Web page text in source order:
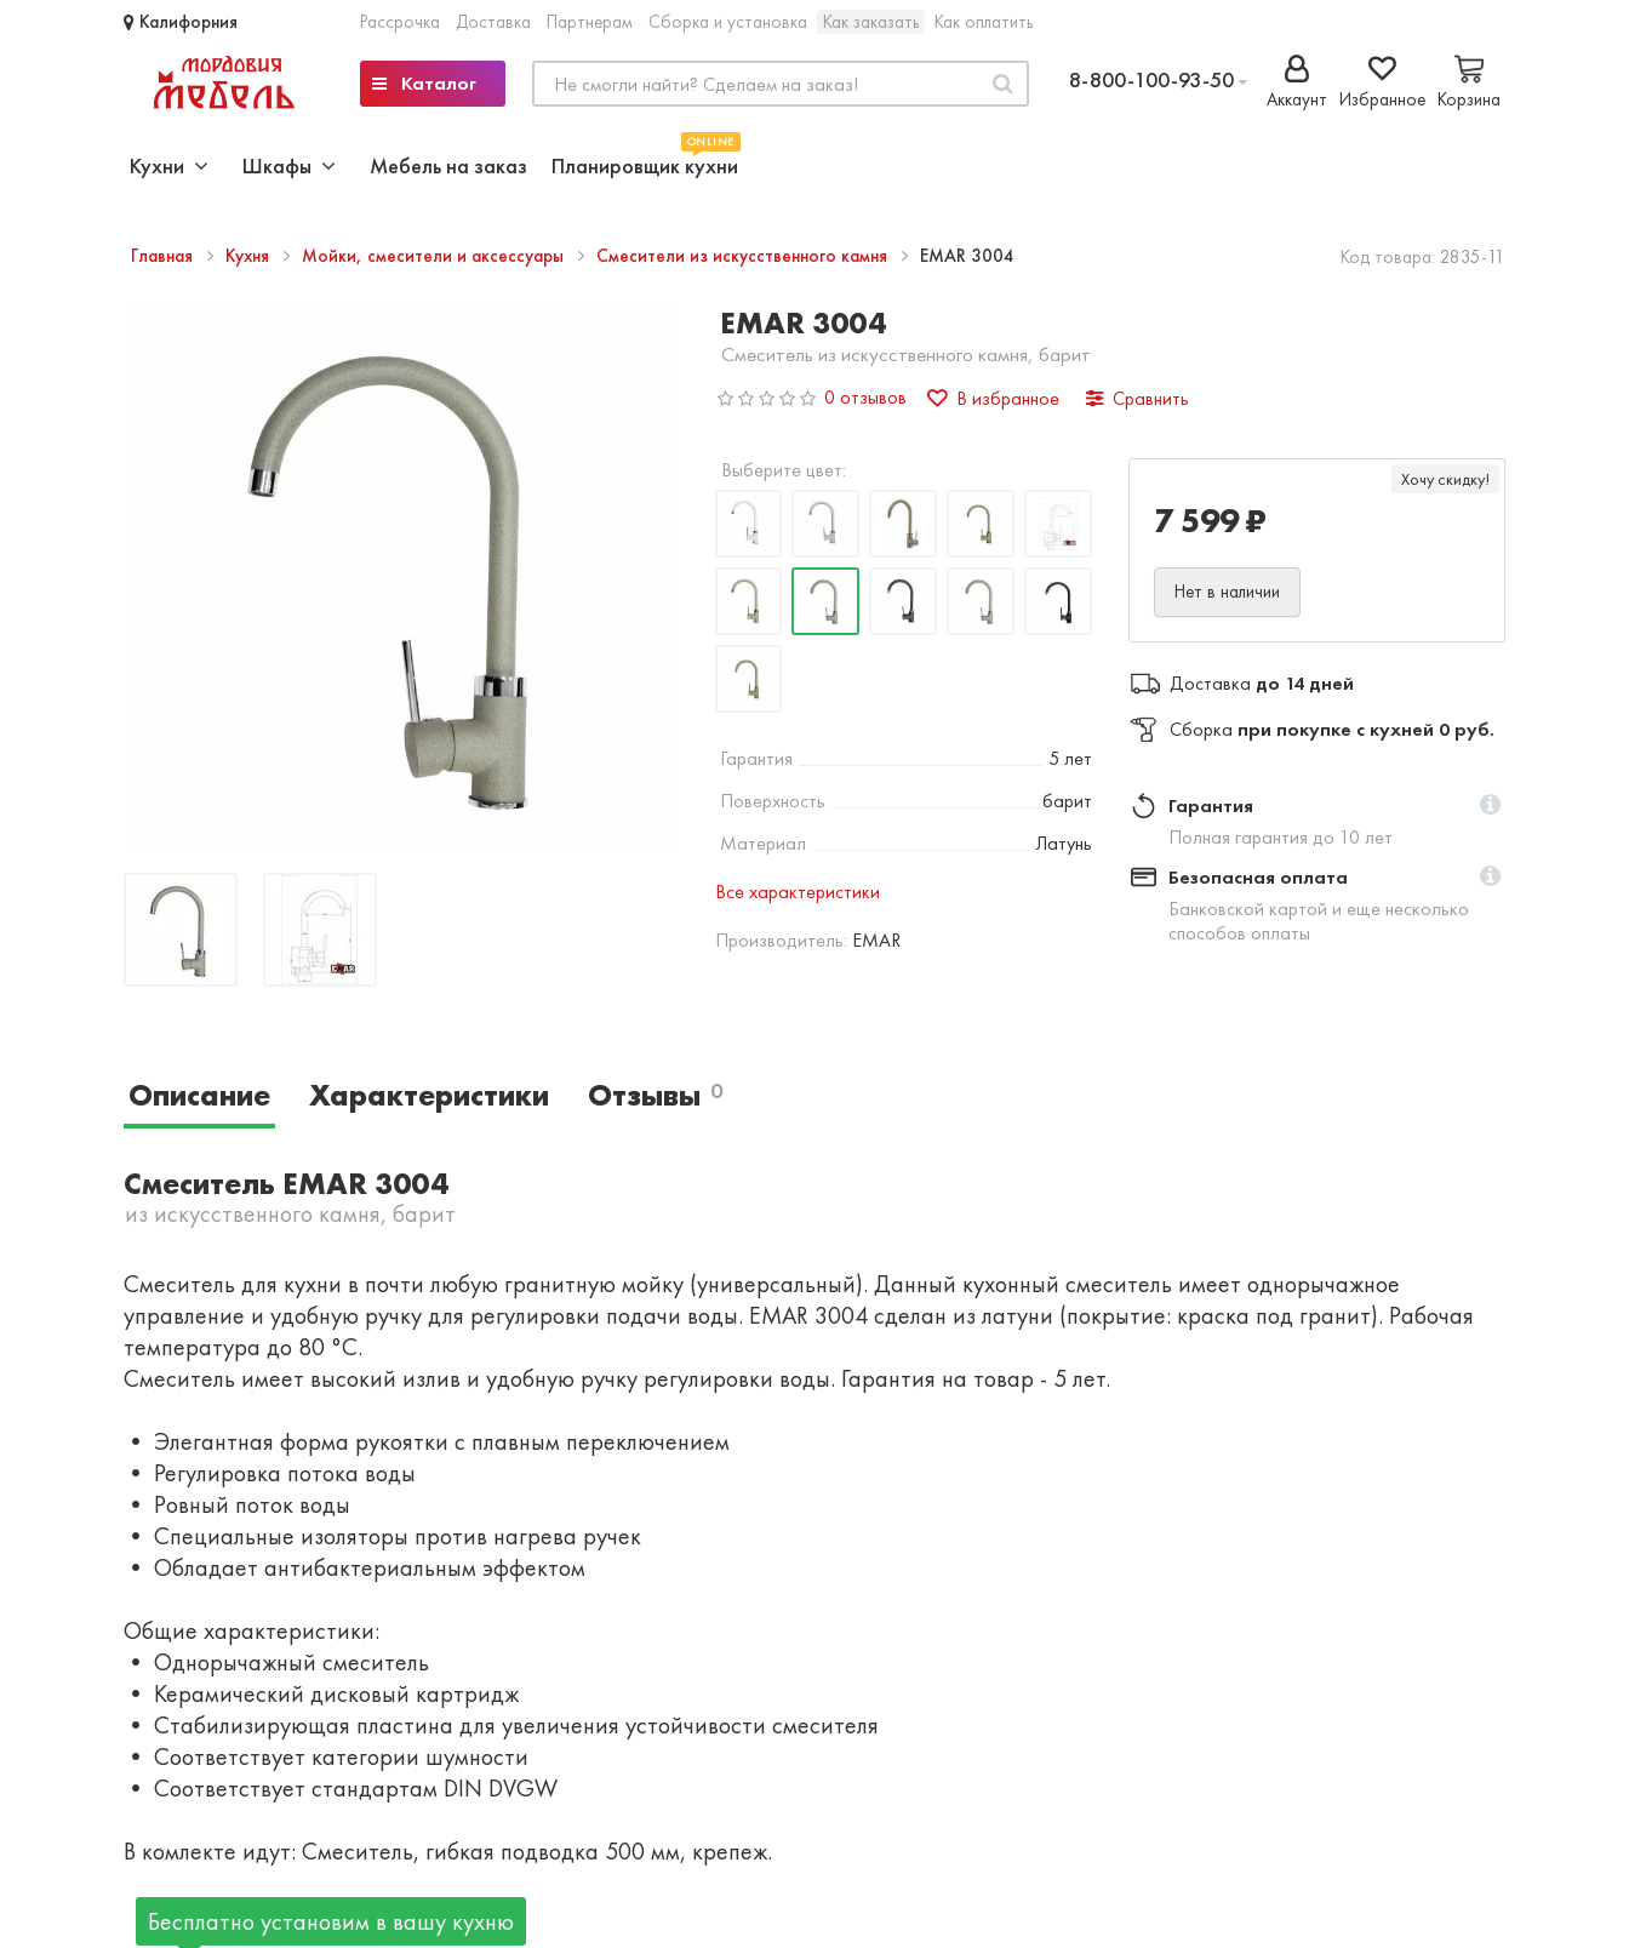
Калифорния Рассрочка Доставка Партнерам Сборка и установка Как заказать Как оплатить
Каталог 8-800-100-93-50
Аккаунт Избранное Корзина
Кухни Шкафы Мебель на заказ
ONLINE
Планировщик кухни
Главная Кухня Мойки, смесители и аксессуары Смесители из искусственного камня EMAR 3004 Код товара: 2835-11
EMAR 3004
Смеситель из искусственного камня, барит
0 отзывов В избранное Сравнить
Выберите цвет:
Гарантия
5 лет
Поверхность
барит
Материал
Латунь
Все характеристики
Производитель: EMAR
Хочу скидку!
7 599 ₽
Нет в наличии
Доставка до 14 дней
Сборка при покупке с кухней 0 руб.
Гарантия
Полная гарантия до 10 лет
Безопасная оплата
Банковской картой и еще несколько
способов оплаты
Описание Характеристики Отзывы 0
Смеситель EMAR 3004
из искусственного камня, барит
Смеситель для кухни в почти любую гранитную мойку (универсальный). Данный кухонный смеситель имеет однорычажное
управление и удобную ручку для регулировки подачи воды. EMAR 3004 сделан из латуни (покрытие: краска под гранит). Рабочая
температура до 80 °С.
Смеситель имеет высокий излив и удобную ручку регулировки воды. Гарантия на товар - 5 лет.
• Элегантная форма рукоятки с плавным переключением
• Регулировка потока воды
• Ровный поток воды
• Специальные изоляторы против нагрева ручек
• Обладает антибактериальным эффектом
Общие характеристики:
• Однорычажный смеситель
• Керамический дисковый картридж
• Стабилизирующая пластина для увеличения устойчивости смесителя
• Соответствует категории шумности
• Соответствует стандартам DIN DVGW
В комлекте идут: Смеситель, гибкая подводка 500 мм, крепеж.
Бесплатно установим в вашу кухню